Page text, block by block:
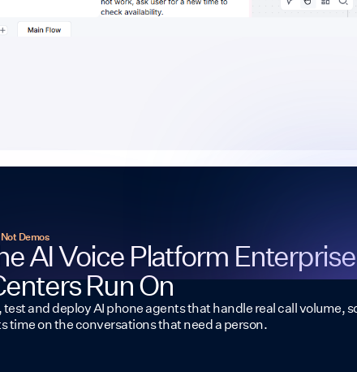
Demos
AI Voice Platform Enterprise
Run On
test and deploy AI phone agents that handle real call volume,
time on the conversations that need a person.